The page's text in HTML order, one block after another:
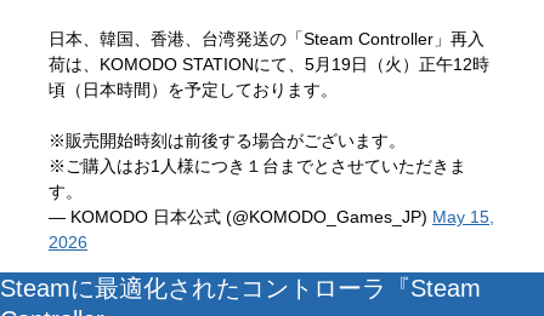
日本、韓国、香港、台湾発送の「Steam Controller」再入
荷は、KOMODO STATIONにて、5月19日（火）正午12時
頃（日本時間）を予定しております。
※販売開始時刻は前後する場合がございます。
※ご購入はお1人様につき１台までとさせていただきま
す。
— KOMODO 日本公式 (@KOMODO_Games_JP) May 15,
2026
Steamに最適化されたコントローラ『Steam